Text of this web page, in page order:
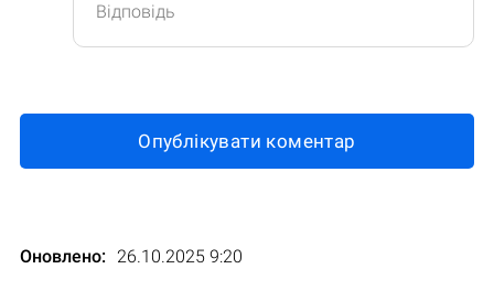
Відповідь
Опублікувати коментар
Оновлено: 26.10.2025 9:20